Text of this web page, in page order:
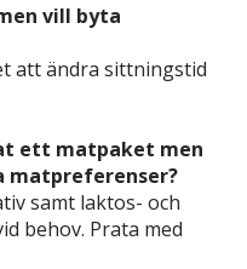
vill byta
att ändra sittningstid
ett matpaket men
matpreferenser?
samt laktos- och
behov. Prata med